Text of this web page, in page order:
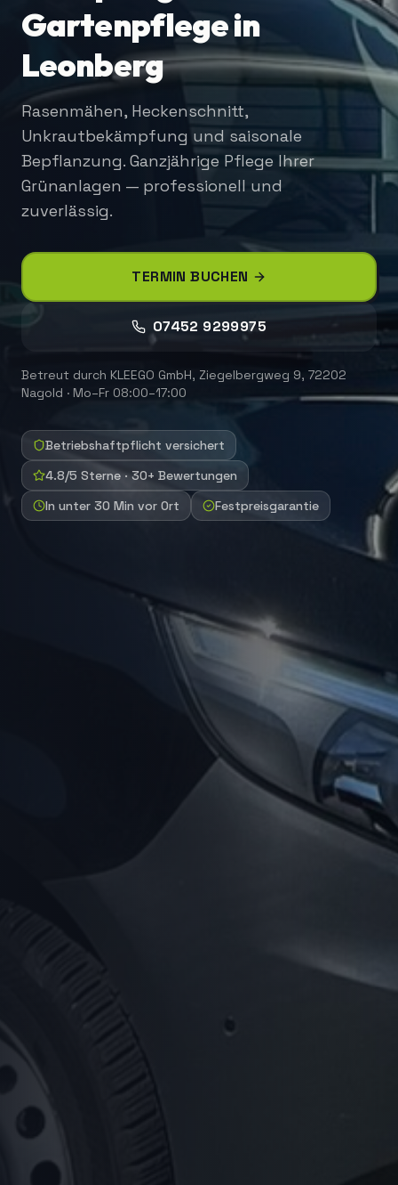
Gartenpflege in
Leonberg
Rasenmähen, Heckenschnitt,
Unkrautbekämpfung und saisonale
Bepflanzung. Ganzjährige Pflege Ihrer
Grünanlagen — professionell und
zuverlässig.
TERMIN BUCHEN
07452 9299975
Betreut durch KLEEGO GmbH, Ziegelbergweg 9, 72202
Nagold · Mo–Fr 08:00–17:00
Betriebshaftpflicht versichert
4.8/5 Sterne · 30+ Bewertungen
In unter 30 Min vor Ort
Festpreisgarantie